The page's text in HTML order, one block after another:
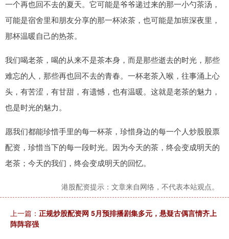
一个再也回不去的夏天。它可能是爷爷递过来的那一小勺茶汤，
可能是宿舍里和朋友分享的那一杯浓茶，也可能是加班深夜里，
那杯温暖自己的热茶。
我们喝老茶，喝的从来不是茶本身，而是那些逝去的时光，那些
难忘的人，那些再也回不去的青春。一杯老茶入喉，往事涌上心
头，有苦涩，有甘甜，有遗憾，也有温暖。这就是老茶的魅力，
也是时光的魅力。
愿我们都能珍惜手里的每一杯茶，珍惜身边的每一个人炒股股票
配资，珍惜当下的每一段时光。因为今天的茶，终会变成明天的
老茶；今天的我们，终会变成明天的回忆。
港股配资提示：文章来自网络，不代表本站观点。
上一篇： 正规炒股配资网 5月预排播剧集多元，悬疑古偶言情齐上
阵阵容强